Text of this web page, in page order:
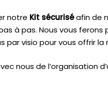
notre Kit sécuriséafin de
à pas. Nous vous
par visio pour vous offrir
nous de l’organisation